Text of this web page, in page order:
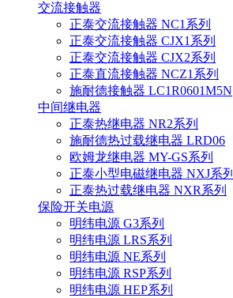
交流接触器
正泰交流接触器 NC1系列
正泰交流接触器 CJX1系列
正泰交流接触器 CJX2系列
正泰直流接触器 NCZ1系列
施耐德接触器 LC1R0601M5N
中间继电器
正泰热继电器 NR2系列
施耐德热过载继电器 LRD06
欧姆龙继电器 MY-GS系列
正泰小型电磁继电器 NXJ系列
正泰热过载继电器 NXR系列
保险开关电源
明纬电源 G3系列
明纬电源 LRS系列
明纬电源 NE系列
明纬电源 RSP系列
明纬电源 HEP系列